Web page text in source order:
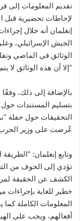
تقديم المعلومات إلى
لإحاطات تحضيرية قبل
إنغلمان أنه خلال
الجيش الإسرائيلي،
الوثائق في الماضي
“إلا أن هذه الوثائق لا
بالإضافة إلى ذلك،
بتسليم المستندات حول
التحقيقات حول حفلة
عُرضت على وزير
وتابع إنغلمان:
تؤدي إلى الخوف من
الكشف عن الحقيقة
خطير للغاية بإجراءات
المعلومات الكاملة
أفعالهم، ويجب على